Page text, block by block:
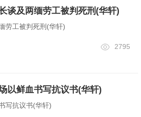
谈及两缅劳工被判死刑(华轩)
劳工被判死刑(华轩)
2795
以鲜血书写抗议书(华轩)
写抗议书(华轩)